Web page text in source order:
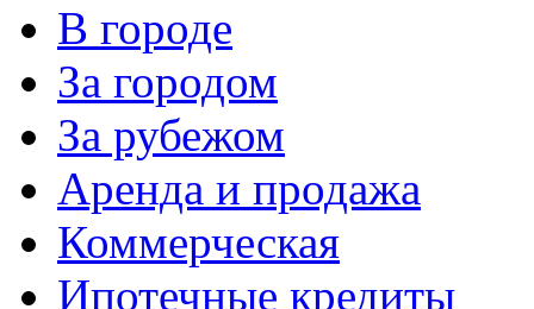
В городе
За городом
За рубежом
Аренда и продажа
Коммерческая
Ипотечные кредиты